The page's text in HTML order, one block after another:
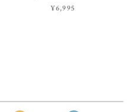
¥6,995